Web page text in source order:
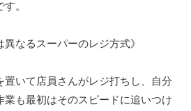
。
異なるスーパーのレジ方式》
置いて店員さんがレジ打ちし、自分
業も最初はそのスピードに追いつけ